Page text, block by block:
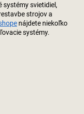
systémy svietidiel,
strojov a
nájdete niekoľko
systémy.